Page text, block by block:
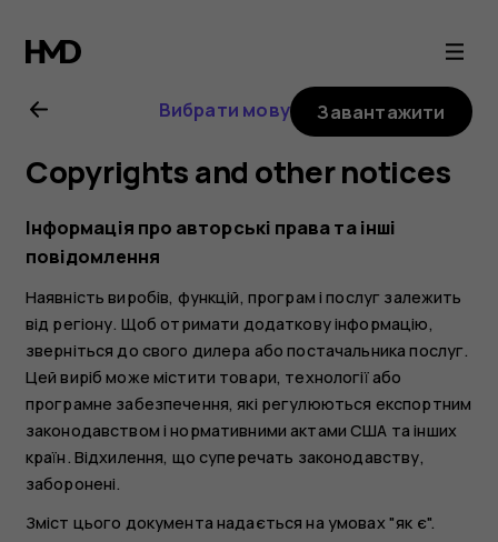
Nokia
4.2
user
guide
Вибрати мову Завантажити
Copyrights and other notices
Інформація про авторські права та інші
повідомлення
Наявність виробів, функцій, програм і послуг залежить
від регіону. Щоб отримати додаткову інформацію,
зверніться до свого дилера або постачальника послуг.
Цей виріб може містити товари, технології або
програмне забезпечення, які регулюються експортним
законодавством і нормативними актами США та інших
країн. Відхилення, що суперечать законодавству,
заборонені.
Зміст цього документа надається на умовах "як є".